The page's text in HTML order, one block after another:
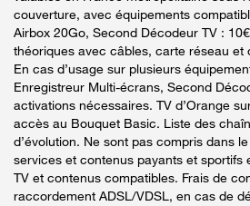
couverture, avec équipements
Airbox 20Go, Second Décodeur TV :
théoriques avec câbles, carte réseau et
En cas d’usage sur plusieurs
Enregistreur Multi-écrans, Second
activations nécessaires. TV d’Orange
accès au Bouquet Basic. Liste des
d’évolution. Ne sont pas compris dans
services et contenus payants et sportifs
TV et contenus compatibles. Frais de
raccordement ADSL/VDSL, en cas de